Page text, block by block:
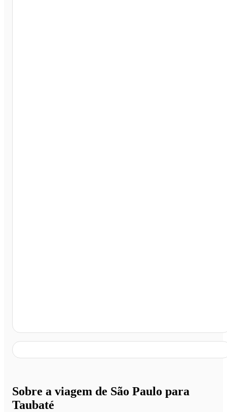
Sobre a viagem de São Paulo para
Taubaté